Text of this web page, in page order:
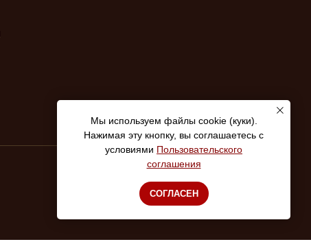
Мы используем файлы cookie (куки).
Нажимая эту кнопку, вы соглашаетесь с
условиями Пользовательского
соглашения
СОГЛАСЕН